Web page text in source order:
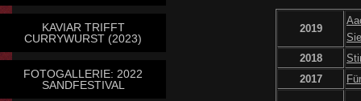
KAVIAR TRIFFT
CURRYWURST (2023)
FOTOGALLERIE: 2022
SANDFESTIVAL
2019
2018
2017